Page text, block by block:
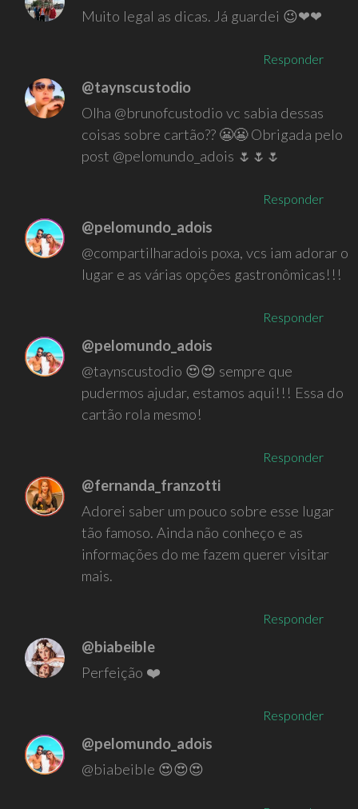
Muito legal as dicas. Já guardei 😉❤❤
Responder
@taynscustodio
Olha @brunofcustodio vc sabia dessas
coisas sobre cartão?? 😬😬 Obrigada pelo
post @pelomundo_adois 🌷🌷🌷
Responder
@pelomundo_adois
@compartilharadois poxa, vcs iam adorar o
lugar e as várias opções gastronômicas!!!
Responder
@pelomundo_adois
@taynscustodio 😍😍 sempre que
pudermos ajudar, estamos aqui!!! Essa do
cartão rola mesmo!
Responder
@fernanda_franzotti
Adorei saber um pouco sobre esse lugar
tão famoso. Ainda não conheço e as
informações do me fazem querer visitar
mais.
Responder
@biabeible
Perfeição ❤️
Responder
@pelomundo_adois
@biabeible 😍😍😍